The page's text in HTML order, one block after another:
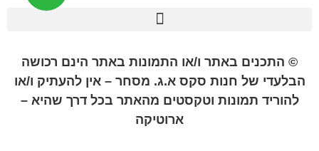
© התכנים באתר ו/או התמונות באתר הינם רכושה
הבלעדי של חנות סקס א.ג. מסחר – אין להעתיק ו/או
להוריד תמונות וטקסטים מהאתר בכל דרך שהיא –
ארוטיקה